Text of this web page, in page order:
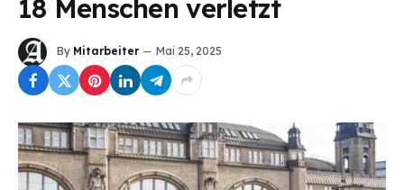
18 Menschen verletzt
By Mitarbeiter Mai 25, 2025